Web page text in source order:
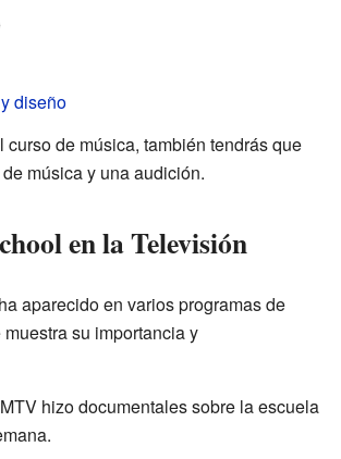
diseño
curso de música, también tendrás que
música y una audición.
en la Televisión
aparecido en varios programas de
su importancia y
hizo documentales sobre la escuela